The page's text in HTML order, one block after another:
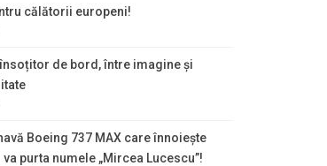
călătorii europeni!
de bord, între imagine și
Boeing 737 MAX care înnoiește
va purta numele „Mircea Lucescu”!